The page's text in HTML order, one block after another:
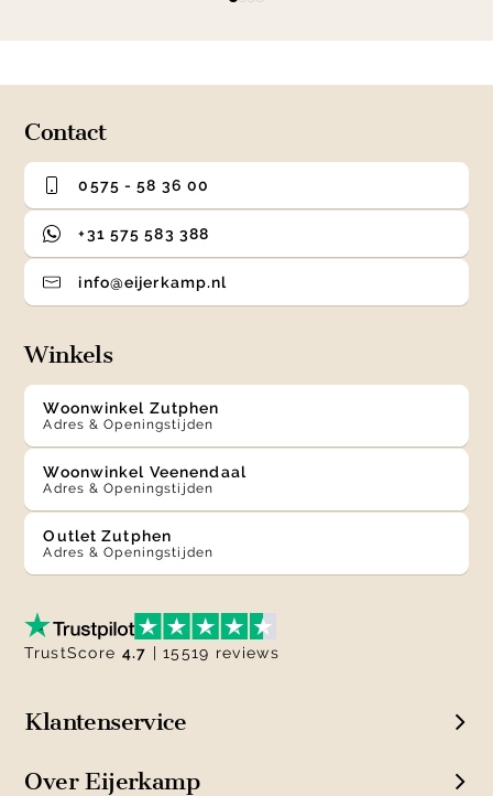
Contact
0575 - 58 36 00
+31 575 583 388
info@eijerkamp.nl
Winkels
Woonwinkel Zutphen
Adres & Openingstijden
Woonwinkel Veenendaal
Adres & Openingstijden
Outlet Zutphen
Adres & Openingstijden
Klantenservice
Over Eijerkamp
TrustScore 4.7 | 15519 reviews